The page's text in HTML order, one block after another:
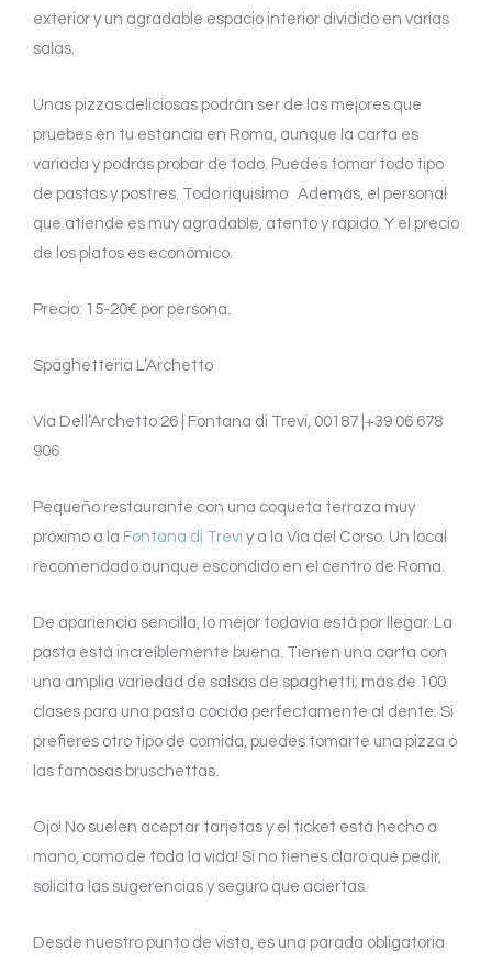
exterior y un agradable espacio interior dividido en varias
salas.
Unas pizzas deliciosas podrán ser de las mejores que
pruebes en tu estancia en Roma, aunque la carta es
variada y podrás probar de todo. Puedes tomar todo tipo
de pastas y postres. Todo riquísimo Además, el personal
que atiende es muy agradable, atento y rápido. Y el precio
de los platos es económico.
Precio: 15-20€ por persona.
Spaghetteria L’Archetto
Via Dell’Archetto 26 | Fontana di Trevi, 00187 |+39 06 678
906
Pequeño restaurante con una coqueta terraza muy
próximo a la Fontana di Trevi y a la Via del Corso. Un local
recomendado aunque escondido en el centro de Roma.
De apariencia sencilla, lo mejor todavía está por llegar. La
pasta está increíblemente buena. Tienen una carta con
una amplia variedad de salsas de spaghetti; más de 100
clases para una pasta cocida perfectamente al dente. Si
prefieres otro tipo de comida, puedes tomarte una pizza o
las famosas bruschettas.
Ojo! No suelen aceptar tarjetas y el ticket está hecho a
mano, como de toda la vida! Si no tienes claro qué pedir,
solicita las sugerencias y seguro que aciertas.
Desde nuestro punto de vista, es una parada obligatoria